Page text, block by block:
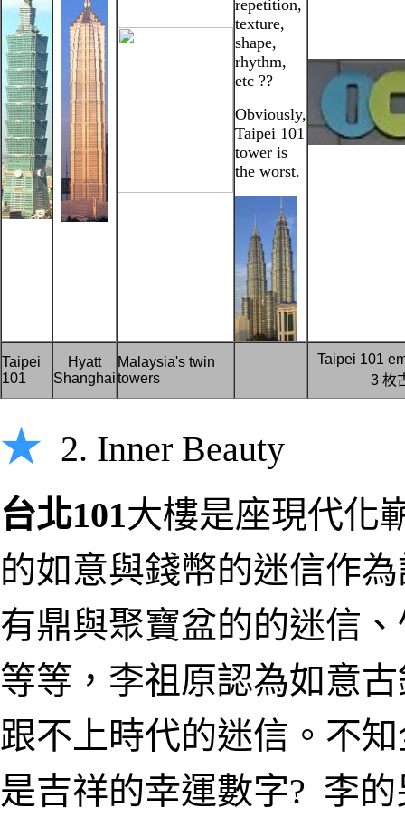
repetition,
texture,
shape,
rhythm,
etc ??
Obviously,
Taipei 101
tower is
the worst.
Taipei
101
Hyatt
Shanghai
Malaysia's twin
towers
Taipei 101
3 枚
★ 2. Inner Beauty
台北101大樓是座現代化
的如意與錢幣的迷信作
有鼎與聚寶盆的的迷信、
等等， 李祖原認為如意
跟不上時代的迷信。不
是吉祥的幸運數字? 李的